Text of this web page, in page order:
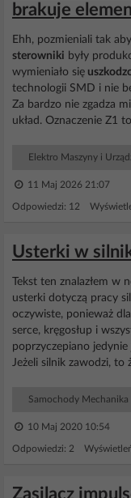
brakuje
Ehh, pozmieniali tak
sterowniki były
wymieniało się
technologii SMD i nie
Za bardzo nie zgadza
układ. Oznaczenie Z1
Elektro Maszyny i
11 Maj 2026 21:07
Odpowiedzi: 12
Usterki w
Tekst ten znalazłem w
usterki dotyczą pracy
oczywiste, ponieważ
serce, kręgosłup i
poprzyczepiano jedynie
Jeżeli silnik zawodzi, to
Samochody Mechanika
10 Maj 2020 10:54
Odpowiedzi: 2
Zasilacz